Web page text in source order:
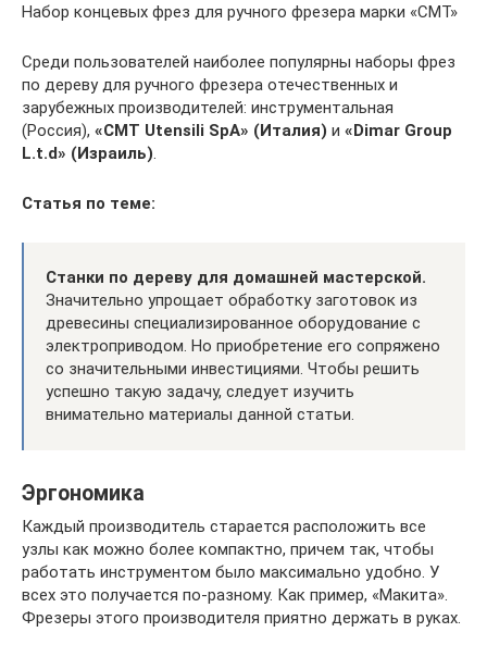
Набор концевых фрез для ручного фрезера марки «СМТ»
Среди пользователей наиболее популярны наборы фрез
по дереву для ручного фрезера отечественных и
зарубежных производителей: инструментальная
(Россия), «CMT Utensili SpA» (Италия) и «Dimar Group
L.t.d» (Израиль)
Статья по теме:
Станки по дереву для домашней мастерской.
Значительно упрощает обработку заготовок из
древесины специализированное оборудование с
электроприводом. Но приобретение его сопряжено
со значительными инвестициями. Чтобы решить
успешно такую задачу, следует изучить
внимательно материалы данной статьи.
Эргономика
Каждый производитель старается расположить все
узлы как можно более компактно, причем так, чтобы
работать инструментом было максимально удобно. У
всех это получается по-разному. Как пример, «Макита».
Фрезеры этого производителя приятно держать в руках.